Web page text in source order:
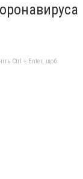
Ctrl + Enter, щоб